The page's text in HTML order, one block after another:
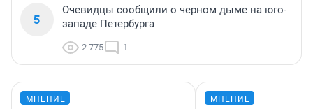
5
Очевидцы сообщили о черном дыме на юго-
западе Петербурга
2 775 1
МНЕНИЕ МНЕНИЕ